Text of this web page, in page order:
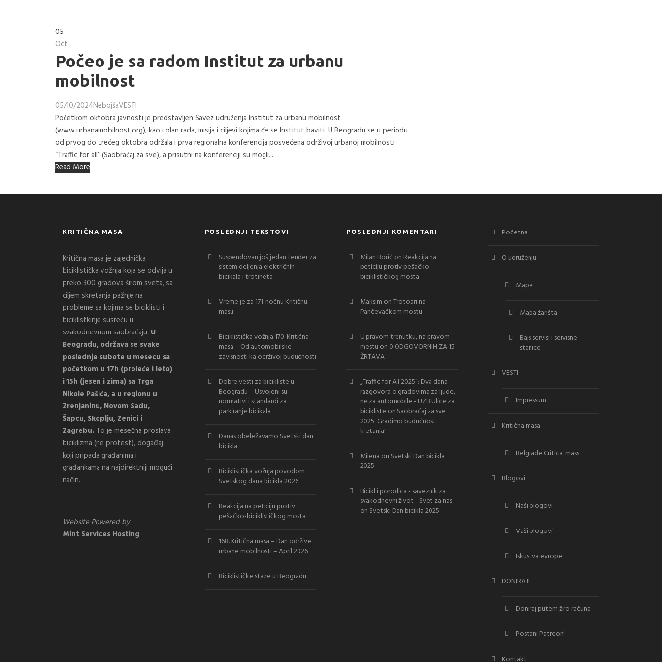
05
Oct
Počeo je sa radom Institut za urbanu
mobilnost
05/10/2024NebojšaVESTI
Početkom oktobra javnosti je predstavljen Savez udruženja Institut za urbanu mobilnost
(www.urbanamobilnost.org), kao i plan rada, misija i ciljevi kojima će se Institut baviti. U Beogradu se u periodu
od prvog do trećeg oktobra održala i prva regionalna konferencija posvećena održivoj urbanoj mobilnosti
“Traffic for all” (Saobraćaj za sve), a prisutni na konferenciji su mogli...
Read More
KRITIČNA MASA
Kritična masa je zajednička
biciklistička vožnja koja se odvija u
preko 300 gradova širom sveta, sa
ciljem skretanja pažnje na
probleme sa kojima se biciklisti i
biciklistkinje susreću u
svakodnevnom saobraćaju. U
Beogradu, održava se svake
poslednje subote u mesecu sa
početkom u 17h (proleće i leto)
i 15h (jesen i zima) sa Trga
Nikole Pašića, a u regionu u
Zrenjaninu, Novom Sadu,
Šapcu, Skoplju, Zenici i
Zagrebu. To je mesečna proslava
biciklizma (ne protest), događaj
koji pripada građanima i
građankama na najdirektniji mogući
način.
Website Powered by
Mint Services Hosting
POSLEDNJI TEKSTOVI
Suspendovan još jedan tender za
sistem deljenja električnih
bicikala i trotineta
Vreme je za 171. noćnu Kritičnu
masu
Biciklistička vožnja 170. Kritična
masa – Od automobilske
zavisnosti ka održivoj budućnosti
Dobre vesti za bicikliste u
Beogradu – Usvojeni su
normativi i standardi za
parkiranje bicikala
Danas obeležavamo Svetski dan
bicikla
Biciklistička vožnja povodom
Svetskog dana bicikla 2026
Reakcija na peticiju protiv
pešačko-biciklističkog mosta
168. Kritična masa – Dan održive
urbane mobilnosti – April 2026
Biciklističke staze u Beogradu
POSLEDNJI KOMENTARI
Milan Borić on Reakcija na
peticiju protiv pešačko-
biciklističkog mosta
Maksim onTrotoari na
Pančevačkom mostu
U pravom trenutku, na pravom
mestu on 0 ODGOVORNIH ZA 15
ŽRTAVA
„Traffic for All 2025“: Dva dana
razgovora o gradovima za ljude,
ne za automobile - UZB Ulice za
bicikliste on Saobraćaj za sve
2025: Gradimo budućnost
kretanja!
Milena on Svetski Dan bicikla
2025
Bicikl i porodica - saveznik za
svakodnevni život - Svet za nas
on Svetski Dan bicikla 2025
Početna
O udruženju
Mape
Mapa žarišta
Bajs servisi i servisne
stanice
VESTI
Impressum
Kritična masa
Belgrade Critical mass
Blogovi
Naši blogovi
Vaši blogovi
Iskustva evrope
DONIRAJ!
Doniraj putem žiro računa
Postani Patreon!
Kontakt